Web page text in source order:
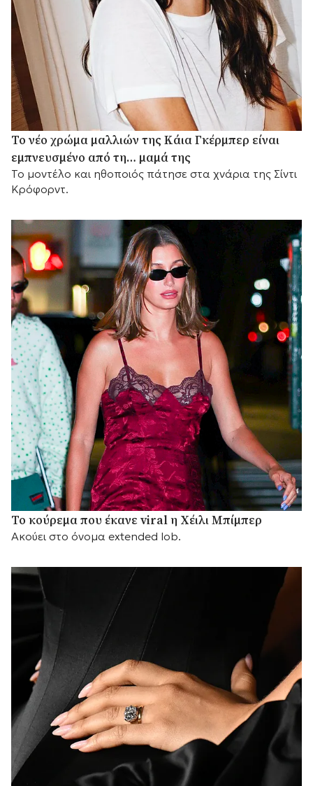
Το νέο χρώμα μαλλιών της Κάια Γκέρμπερ είναι
εμπνευσμένο από τη… μαμά της
Το μοντέλο και ηθοποιός πάτησε στα χνάρια της Σίντι
Κρόφορντ.
Το κούρεμα που έκανε viral η Χέιλι Μπίμπερ
Ακούει στο όνομα extended lob.